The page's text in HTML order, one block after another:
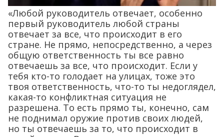
«Любой руководитель отвечает, особенно
первый руководитель любой страны
отвечает за все, что происходит в его
стране. Не прямо, непосредственно, а через
общую ответственность ты все равно
отвечаешь за все, что происходит. Если у
тебя кто-то голодает на улицах, тоже это
твоя ответственность, что-то ты недоглядел,
какая-то конфликтная ситуация не
разрешена. То есть прямо ты, конечно, сам
не поднимал оружие против своих людей,
но ты отвечаешь за то, что происходит в